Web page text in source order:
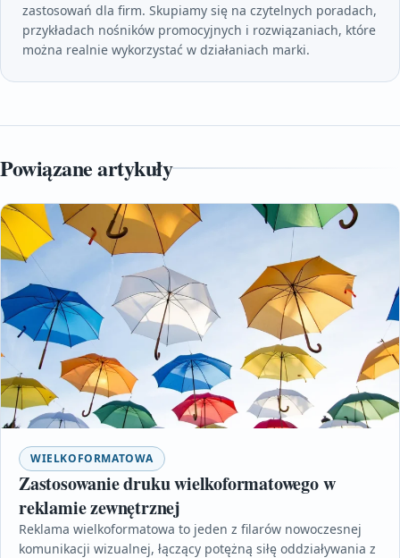
zastosowań dla firm. Skupiamy się na czytelnych poradach,
przykładach nośników promocyjnych i rozwiązaniach, które
można realnie wykorzystać w działaniach marki.
Powiązane artykuły
WIELKOFORMATOWA
Zastosowanie druku wielkoformatowego w
reklamie zewnętrznej
Reklama wielkoformatowa to jeden z filarów nowoczesnej
komunikacji wizualnej, łączący potężną siłę oddziaływania z